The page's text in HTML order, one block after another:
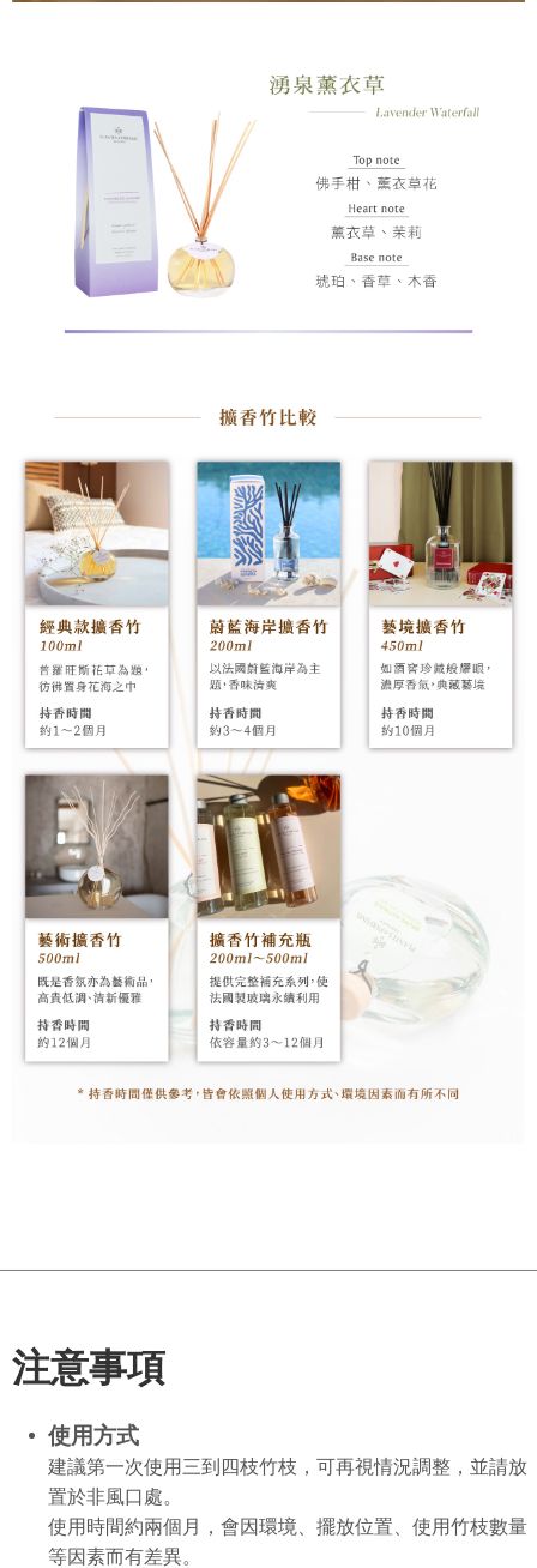
注意事項
使用方式
建議第一次使用三到四枝竹枝，可再視情況調整，並請放
置於非風口處。
使用時間約兩個月，會因環境、擺放位置、使用竹枝數量
等因素而有差異。